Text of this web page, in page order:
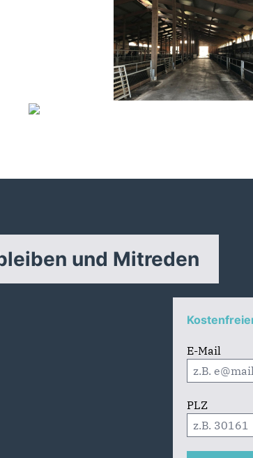
und Mitreden
E-Mail
PLZ